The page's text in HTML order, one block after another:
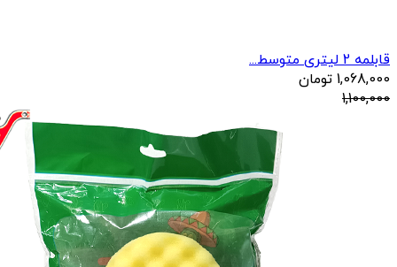
قابلمه 2 لیتری متوسط...
1,068,000 تومان
1,100,000